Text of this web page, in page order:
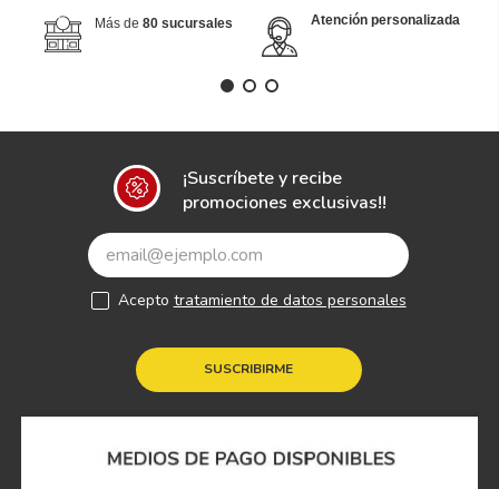
Más de 80 sucursales Atención personalizada
¡Suscríbete y recibe
promociones exclusivas!!
SUSCRIBIRME
Acepto tratamiento de datos personales